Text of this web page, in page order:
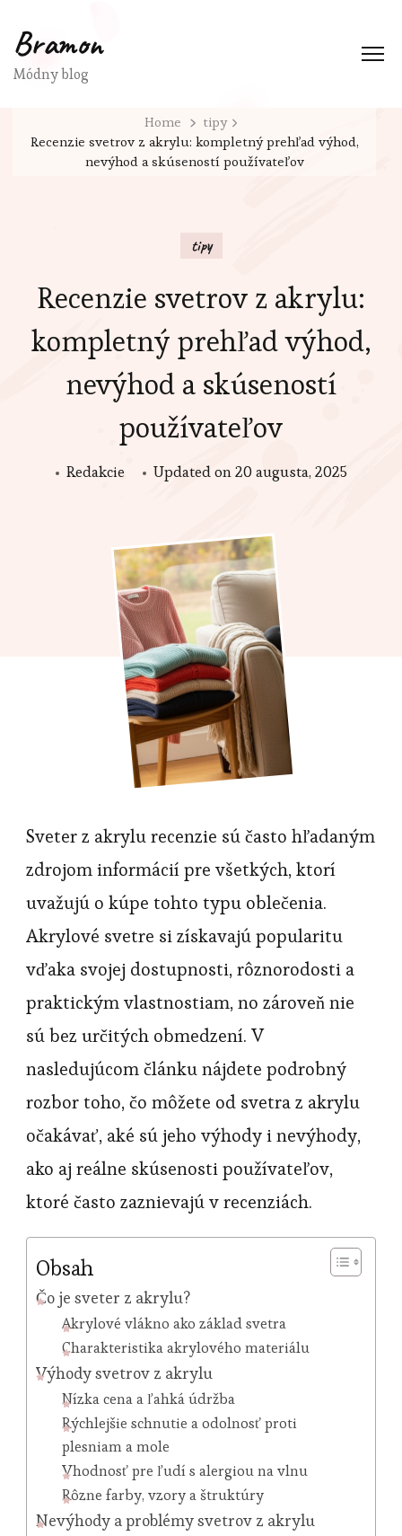
Bramon
Módny blog
Home
tipy
Recenzie svetrov z akrylu: kompletný prehľad výhod,
nevýhod a skúseností používateľov
tipy
Recenzie svetrov z akrylu:
kompletný prehľad výhod,
nevýhod a skúseností
používateľov
Redakcie Updated on20 augusta, 2025
Sveter z akrylu recenzie sú často hľadaným
zdrojom informácií pre všetkých, ktorí
uvažujú o kúpe tohto typu oblečenia.
Akrylové svetre si získavajú popularitu
vďaka svojej dostupnosti, rôznorodosti a
praktickým vlastnostiam, no zároveň nie
sú bez určitých obmedzení. V
nasledujúcom článku nájdete podrobný
rozbor toho, čo môžete od svetra z akrylu
očakávať, aké sú jeho výhody i nevýhody,
ako aj reálne skúsenosti používateľov,
ktoré často zaznievajú v recenziách.
Obsah
Čo je sveter z akrylu?
Akrylové vlákno ako základ svetra
Charakteristika akrylového materiálu
Výhody svetrov z akrylu
Nízka cena a ľahká údržba
Rýchlejšie schnutie a odolnosť proti
plesniam a mole
Vhodnosť pre ľudí s alergiou na vlnu
Rôzne farby, vzory a štruktúry
Nevýhody a problémy svetrov z akrylu